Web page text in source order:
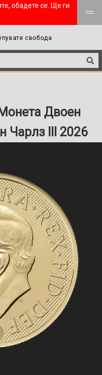
обадете се. Ще ги
свобода
Двоен
Чарлз III 2026